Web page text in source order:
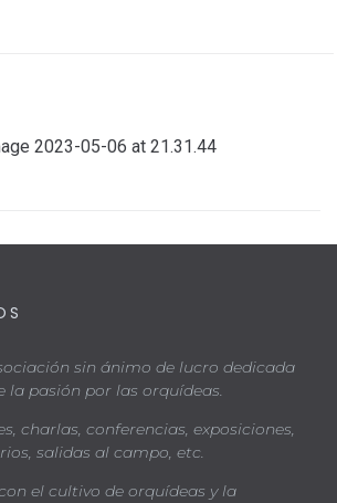
2023-05-06 at 21.31.44
sin ánimo de lucro dedicada
la pasión por las orquídeas.
charlas, conferencias, exposiciones,
salidas al campo, etc.
el cultivo de orquídeas y la